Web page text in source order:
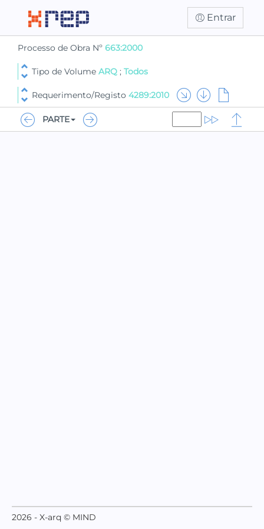
Entrar
Processo de Obra Nº 663:2000
Tipo de Volume ARQ ; Todos
Requerimento/Registo 4289:2010
PARTE
2026 - X-arq © MIND